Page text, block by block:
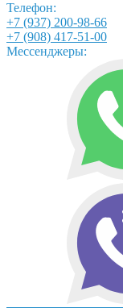
Телефон:
+7 (937) 200-98-66
+7 (908) 417-51-00
Мессенджеры: